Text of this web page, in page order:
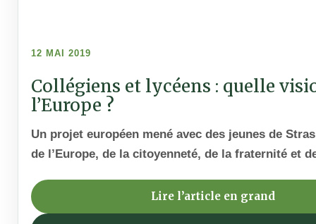
12 MAI 2019
Collégiens et lycéens : quelle
l’Europe ?
Un projet européen mené avec des jeunes de
de l’Europe, de la citoyenneté, de la fraternité et
Lire l’article en grand